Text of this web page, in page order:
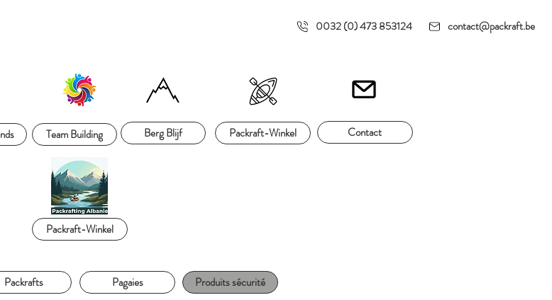
0032 (0) 473 853124 contact@packraft.be
Team Building Berg Blijf
Packraft-Winkel
Packraft-Winkel Contact
Packrafts Pagaies Produits sécurité